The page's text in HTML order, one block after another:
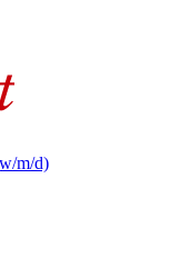
m/d)